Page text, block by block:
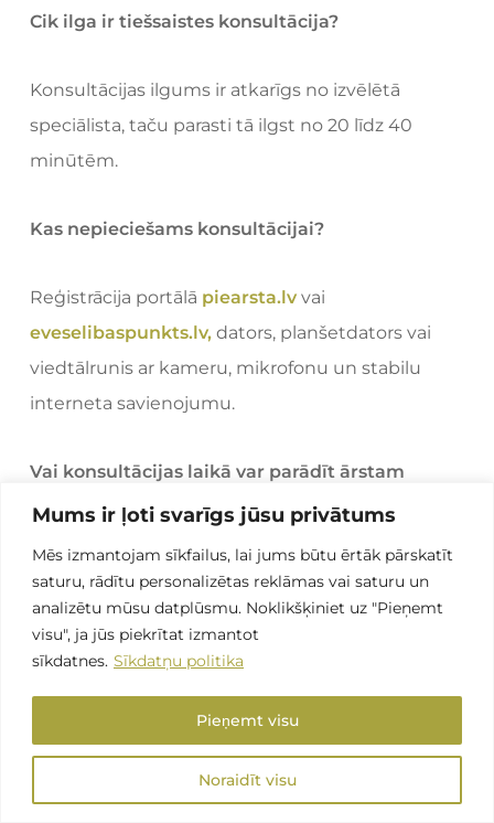
Mums ir ļoti svarīgs jūsu privātums
Mēs izmantojam sīkfailus, lai jums būtu ērtāk pārskatīt
saturu, rādītu personalizētas reklāmas vai saturu un
analizētu mūsu datplūsmu. Noklikšķiniet uz "Pieņemt
visu", ja jūs piekrītat izmantot
sīkdatnes. Sīkdatņu politika
Noraidīt visu
Pieņemt visu
Cik ilga ir tiešsaistes konsultācija?
Konsultācijas ilgums ir atkarīgs no izvēlētā
speciālista, taču parasti tā ilgst no 20 līdz 40
minūtēm.
Kas nepieciešams konsultācijai?
Reģistrācija portālā piearsta.lv vai
eveselibaspunkts.lv, dators, planšetdators vai
viedtālrunis ar kameru, mikrofonu un stabilu
interneta savienojumu.
Vai konsultācijas laikā var parādīt ārstam
izmeklējumu rezultātus?
Jā. Pirms konsultācijas vai tās laikā varat nosūtīt
vai parādīt ārstam analīžu rezultātus,
ultrasonogrāfijas, datortomogrāfijas (DT),
rezultātus, izrakstus un citus medicīniskos
dokumentus.